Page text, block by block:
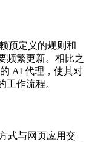
预定义的规则和
频繁更新。相比之
AI 代理，使其对
作流程。
式与网页应用交